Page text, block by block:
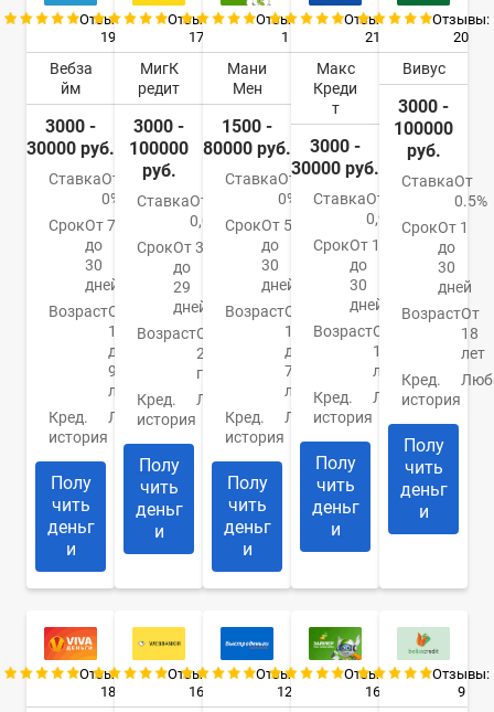
Отзывы:
19
Вебза
йм
3000 -
30000 руб.
СтавкаОт
0%
СрокОт 7
до
30
дней
ВозрастОт
18
до
90
лет
Кред.
история
Любая
Полу
чить
деньг
и
Отзывы:
17
МигК
редит
3000 -
100000
руб.
СтавкаОт
0,08%
СрокОт 3
до
29
дней
ВозрастОт
21
года
Кред.
история
Любая
Полу
чить
деньг
и
Отзывы:
1
Мани
Мен
1500 -
80000 руб.
СтавкаОт
0%
СрокОт 5
до
30
дней
ВозрастОт
18
до
75
лет
Кред.
история
Любая
Полу
чить
деньг
и
Отзывы:
21
Макс
Креди
т
3000 -
30000 руб.
СтавкаОт
0,9%
СрокОт 1
до
30
дней
ВозрастОт
18
лет
Кред.
история
Любая
Полу
чить
деньг
и
Отзывы:
20
Вивус
3000 -
100000
руб.
СтавкаОт
0.5%
СрокОт 1
до
30
дней
ВозрастОт
18
лет
Кред.
история
Полу
чить
деньг
и
Отзывы:
18
Отзывы:
16
Отзывы:
12
Отзывы:
16
Отзывы:
9